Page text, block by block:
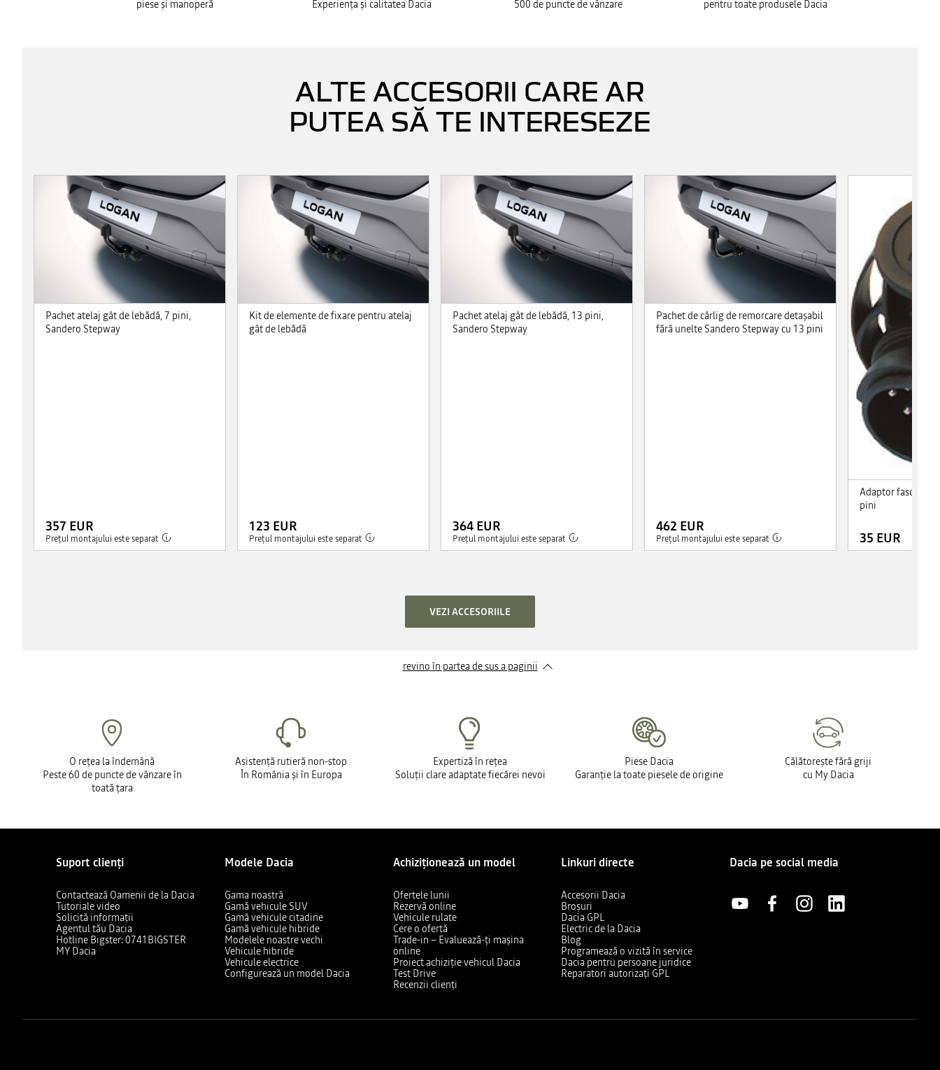
piese și manoperă Experiența și calitatea Dacia 500 de puncte de vânzare pentru toate produsele Dacia
ALTE ACCESORII CARE AR
PUTEA SĂ TE INTERESEZE
Pachet atelaj gât de lebădă, 7 pini,
Sandero Stepway
357 EUR
Prețul montajului este separat
Kit de elemente de fixare pentru atelaj
gât de lebădă
123 EUR
Prețul montajului este separat
Pachet atelaj gât de lebădă, 13 pini,
Sandero Stepway
364 EUR
Prețul montajului este separat
Pachet de cârlig de remorcare detaşabil
fără unelte Sandero Stepway cu 13 pini
462 EUR
Prețul montajului este separat
Adaptor fascicul
pini
35 EUR
VEZI ACCESORIILE
revino în partea de sus a paginii
O rețea la îndemână
Peste 60 de puncte de vânzare în
toată țara
Asistență rutieră non-stop
În România și în Europa
Expertiză în rețea
Soluții clare adaptate fiecărei nevoi
Piese Dacia
Garanție la toate piesele de origine
Călătorește fără griji
cu My Dacia
Suport clienți
Contactează Oamenii de la Dacia
Tutoriale video
Solicită informații
Agentul tău Dacia
Hotline Bigster: 0741BIGSTER
MY Dacia
Modele Dacia
Gama noastră
Gamă vehicule SUV
Gamă vehicule citadine
Gamă vehicule hibride
Modelele noastre vechi
Vehicule hibride
Vehicule electrice
Configurează un model Dacia
Achiziționează un model
Ofertele lunii
Rezervă online
Vehicule rulate
Cere o ofertă
Trade-in – Evaluează-ți mașina
online
Proiect achiziție vehicul Dacia
Test Drive
Recenzii clienți
Linkuri directe
Accesorii Dacia
Broșuri
Dacia GPL
Electric de la Dacia
Blog
Programează o vizită în service
Dacia pentru persoane juridice
Reparatori autorizați GPL
Dacia pe social media